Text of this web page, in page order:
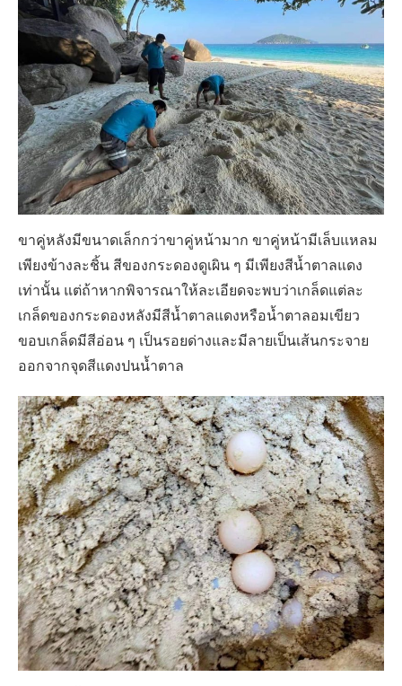
ขาคู่หลังมีขนาดเล็กกว่าขาคู่หน้ามาก ขาคู่หน้ามีเล็บแหลม
เพียงข้างละชิ้น สีของกระดองดูเผิน ๆ มีเพียงสีน้ำตาลแดง
เท่านั้น แต่ถ้าหากพิจารณาให้ละเอียดจะพบว่าเกล็ดแต่ละ
เกล็ดของกระดองหลังมีสีน้ำตาลแดงหรือน้ำตาลอมเขียว
ขอบเกล็ดมีสีอ่อน ๆ เป็นรอยด่างและมีลายเป็นเส้นกระจาย
ออกจากจุดสีแดงปนน้ำตาล